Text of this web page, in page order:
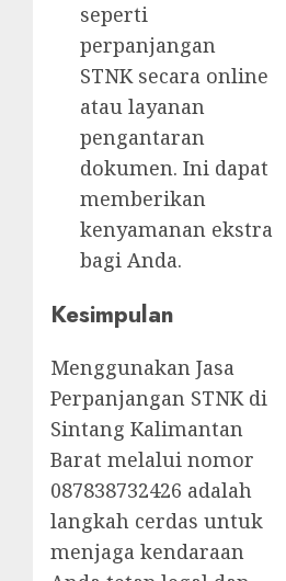
seperti
perpanjangan
STNK secara online
atau layanan
pengantaran
dokumen. Ini dapat
memberikan
kenyamanan ekstra
bagi Anda.
Kesimpulan
Menggunakan Jasa
Perpanjangan STNK di
Sintang Kalimantan
Barat melalui nomor
087838732426 adalah
langkah cerdas untuk
menjaga kendaraan